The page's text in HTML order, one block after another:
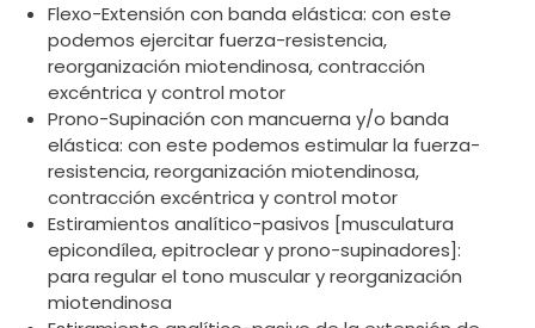
Flexo-Extensión con banda elástica: con este
podemos ejercitar fuerza-resistencia,
reorganización miotendinosa, contracción
excéntrica y control motor
Prono-Supinación con mancuerna y/o banda
elástica: con este podemos estimular la fuerza-
resistencia, reorganización miotendinosa,
contracción excéntrica y control motor
Estiramientos analítico-pasivos [musculatura
epicondílea, epitroclear y prono-supinadores]:
para regular el tono muscular y reorganización
miotendinosa